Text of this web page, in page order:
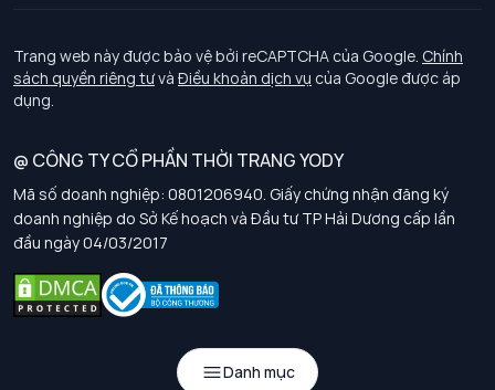
Danh mục
Chính sách bảo vệ dữ liệu cá nhân
Chính sách thanh toán, giao nhận
Chính sách chất lượng và an toàn sức khoẻ nghề nghiệp
Chính sách đơn đồng phục
Hướng dẫn chọn kích thước
Tuyển dụng
Trang web này được bảo vệ bởi reCAPTCHA của Google. Chính
sách quyền riêng tưvà Điều khoản dịch vụ của Google được áp
dụng.
@ CÔNG TY CỔ PHẦN THỜI TRANG YODY
Mã số doanh nghiệp: 0801206940. Giấy chứng nhận đăng ký
doanh nghiệp do Sở Kế hoạch và Đầu tư TP Hải Dương cấp lần
đầu ngày 04/03/2017